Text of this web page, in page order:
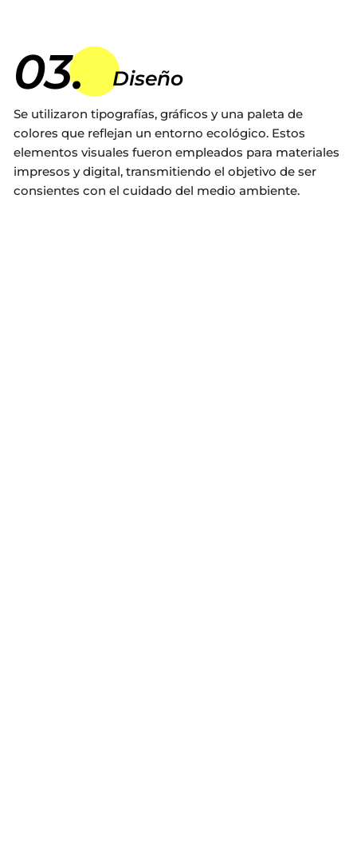
03. Diseño
Se utilizaron tipografías, gráficos y una paleta de
colores que reflejan un entorno ecológico. Estos
elementos visuales fueron empleados para materiales
impresos y digital, transmitiendo el objetivo de ser
consientes con el cuidado del medio ambiente.